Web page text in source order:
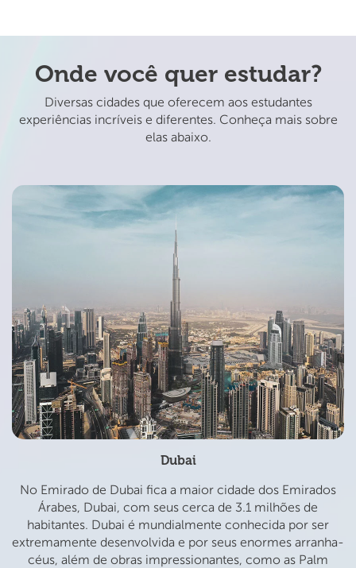
Onde você quer estudar?
Diversas cidades que oferecem aos estudantes
experiências incríveis e diferentes. Conheça mais sobre
elas abaixo.
Dubai
No Emirado de Dubai fica a maior cidade dos Emirados
Árabes, Dubai, com seus cerca de 3.1 milhões de
habitantes. Dubai é mundialmente conhecida por ser
extremamente desenvolvida e por seus enormes arranha-
céus, além de obras impressionantes, como as Palm